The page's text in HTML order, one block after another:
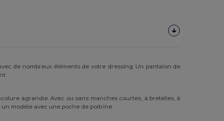
de nombreux éléments de votre dressing. Un pantalon de
agrandie. Avec ou sans manches courtes, à bretelles, à
modèle avec une poche de poitrine.